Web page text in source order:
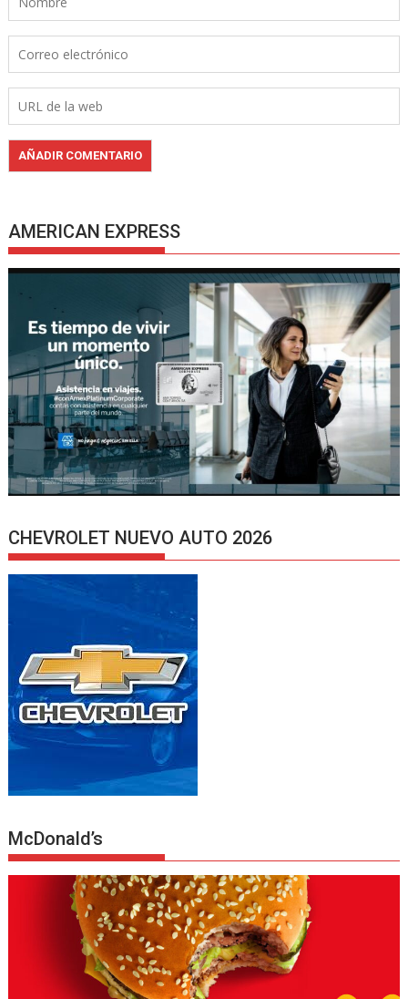
AMERICAN EXPRESS
CHEVROLET NUEVO AUTO 2026
McDonald’s